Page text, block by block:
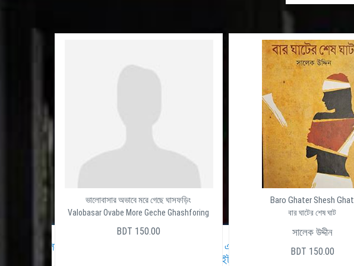
টেলিফোন সিস্টেম
ব্যবসায় এবং করপোরেট এর জন্য সম্পূর্ণ ডাইনামিক
ওয়েবসাইট ডিজাইন
ভালোবাসার অভাবে মরে গেছে ঘাসফড়িং
Valobasar Ovabe More Geche Ghashforing
BDT 150.00
Baro Ghater Shesh Ghat
বার ঘাটের শেষ ঘাট
সালেক উদ্দীন
BDT 150.00